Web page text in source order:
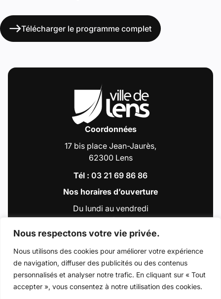
Nous respectons votre vie privée.
Nous utilisons des cookies pour améliorer votre expérience
de navigation, diffuser des publicités ou des contenus
personnalisés et analyser notre trafic. En cliquant sur « Tout
accepter », vous consentez à notre utilisation des cookies.
Télécharger le programme complet
Coordonnées
17 bis place Jean-Jaurès,
62300 Lens
Tél : 03 21 69 86 86
Nos horaires d’ouverture
Du lundi au vendredi
de 9h00 à 12h30
et de 13h30 à 18h00
Accéder au compte : Facebook (Lien
Accéder au compte : Instagram (Lien
Accéder au compte : Linkedin
Accéder au compte :
Accéder au compte :